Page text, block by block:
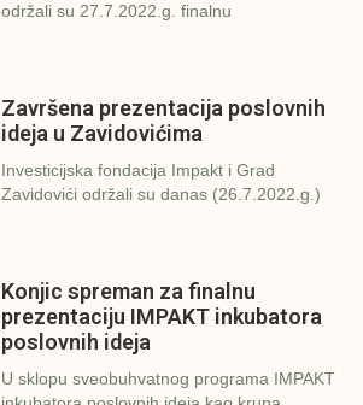
održali su 27.7.2022.g. finalnu
Završena prezentacija poslovnih
ideja u Zavidovićima
Investicijska fondacija Impakt i Grad
Zavidovići održali su danas (26.7.2022.g.)
Konjic spreman za finalnu
prezentaciju IMPAKT inkubatora
poslovnih ideja
U sklopu sveobuhvatnog programa IMPAKT